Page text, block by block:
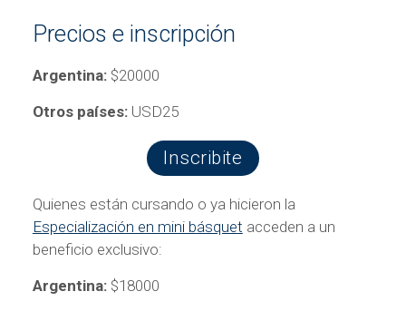
Precios e inscripción
Argentina:$20000
Otros países:USD25
Inscribite
Quienes están cursando o ya hicieron la
Especialización en mini básquet acceden a un
beneficio exclusivo:
Argentina:$18000